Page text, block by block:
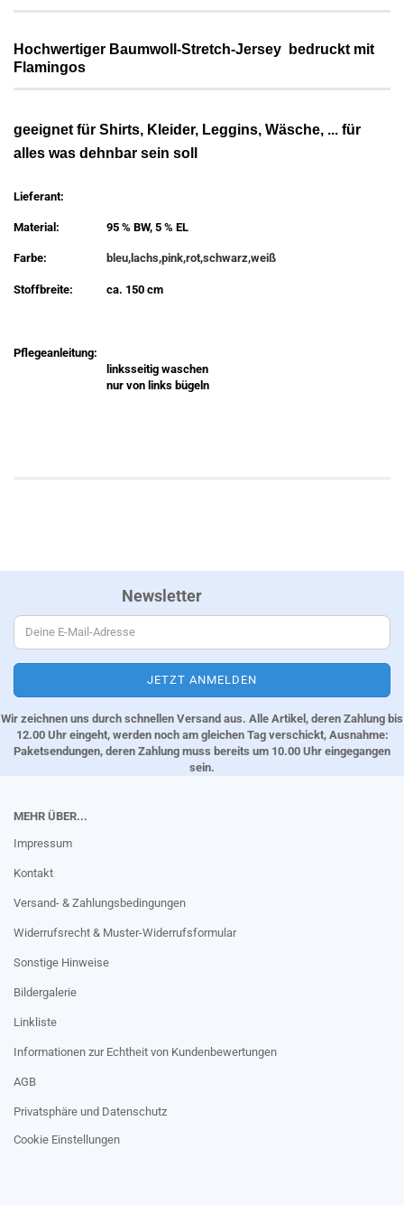
Hochwertiger Baumwoll-Stretch-Jersey bedruckt mit
Flamingos
geeignet für Shirts, Kleider, Leggins, Wäsche, ... für
alles was dehnbar sein soll
Lieferant:
Material: 95 % BW, 5 % EL
Farbe: bleu,lachs,pink,rot,schwarz,weiß
Stoffbreite: ca. 150 cm
Pflegeanleitung:
linksseitig waschen
nur von links bügeln
Newsletter
Wir zeichnen uns durch schnellen Versand aus. Alle Artikel, deren Zahlung bis
12.00 Uhr eingeht, werden noch am gleichen Tag verschickt, Ausnahme:
Paketsendungen, deren Zahlung muss bereits um 10.00 Uhr eingegangen
sein.
MEHR ÜBER...
Impressum
Kontakt
Versand- & Zahlungsbedingungen
Widerrufsrecht & Muster-Widerrufsformular
Sonstige Hinweise
Bildergalerie
Linkliste
Informationen zur Echtheit von Kundenbewertungen
AGB
Privatsphäre und Datenschutz
Cookie Einstellungen